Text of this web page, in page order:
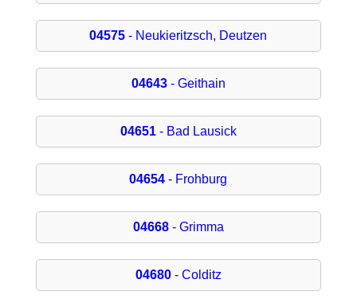
04575 - Neukieritzsch, Deutzen
04643- Geithain
04651- Bad Lausick
04654 - Frohburg
04668- Grimma
04680- Colditz